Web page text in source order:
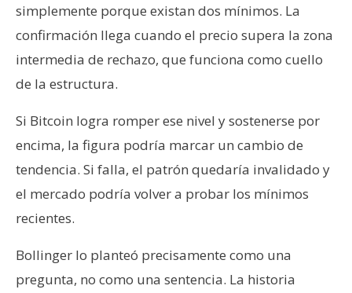
simplemente porque existan dos mínimos. La
confirmación llega cuando el precio supera la zona
intermedia de rechazo, que funciona como cuello
de la estructura.
Si Bitcoin logra romper ese nivel y sostenerse por
encima, la figura podría marcar un cambio de
tendencia. Si falla, el patrón quedaría invalidado y
el mercado podría volver a probar los mínimos
recientes.
Bollinger lo planteó precisamente como una
pregunta, no como una sentencia. La historia